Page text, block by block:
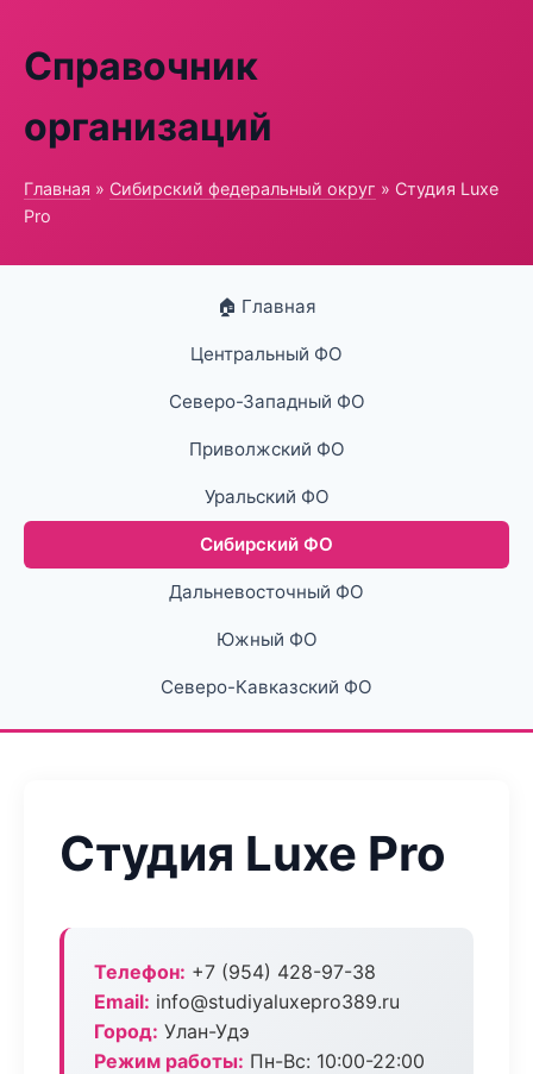
Справочник
организаций
Главная » Сибирский федеральный округ » Студия Luxe
Pro
🏠 Главная
Центральный ФО
Северо-Западный ФО
Приволжский ФО
Уральский ФО
Сибирский ФО
Дальневосточный ФО
Южный ФО
Северо-Кавказский ФО
Студия Luxe Pro
Телефон: +7 (954) 428-97-38
Email: info@studiyaluxepro389.ru
Город: Улан-Удэ
Режим работы: Пн-Вс: 10:00-22:00